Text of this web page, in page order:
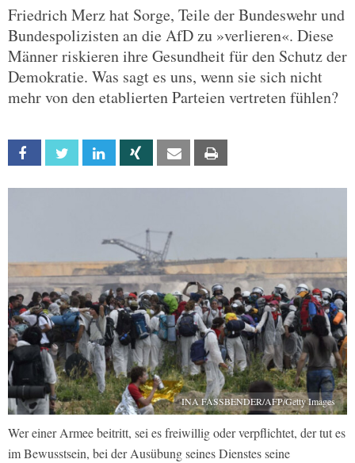
Friedrich Merz hat Sorge, Teile der Bundeswehr und
Bundespolizisten an die AfD zu »verlieren«. Diese
Männer riskieren ihre Gesundheit für den Schutz der
Demokratie. Was sagt es uns, wenn sie sich nicht
mehr von den etablierten Parteien vertreten fühlen?
Facebook Twitter Linkedin Xing Email
INA FASSBENDER/AFP/Getty Images
Wer einer Armee beitritt, sei es freiwillig oder verpflichtet, der tut es
im Bewusstsein, bei der Ausübung seines Dienstes seine